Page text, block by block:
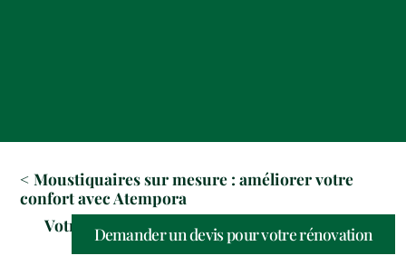
< Moustiquaires sur mesure : améliorer votre
confort avec Atempora
Votre façade est-elle en train de s’essouffler ? 6
signes qui ne trompent pas >
Demander un devis pour votre rénovation